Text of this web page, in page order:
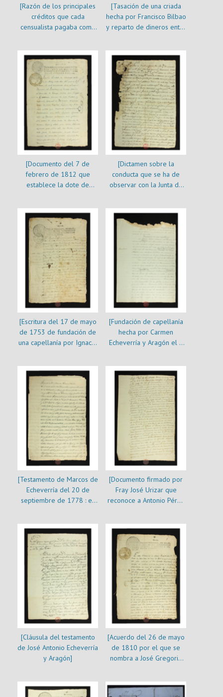
[Razón de los principales
créditos que cada
censualista pagaba como
[Tasación de una criada
hecha por Francisco Bilbao
y reparto de dineros entre
[Documento del 7 de
febrero de 1812 que
establece la dote de
Echeverría]
[Dictamen sobre la
conducta que se ha de
observar con la Junta de
[Escritura del 17 de mayo
de 1753 de fundación de
una capellanía por Ignacio
Echeverría]
[Fundación de capellanía
hecha por Carmen
Echeverría y Aragón el 8
[Testamento de Marcos de
Echeverría del 20 de
septiembre de 1778 : es
[Documento firmado por
Fray José Urizar que
reconoce a Antonio Pérez
Echeverría]
[Cláusula del testamento
de José Antonio Echeverría
y Aragón]
[Acuerdo del 26 de mayo
de 1810 por el que se
nombra a José Gregorio
diego Echeverría y